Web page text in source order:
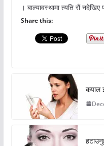
। बाल्यावस्थामा त्यति रौं नदेखिए
Share this:
कपाल